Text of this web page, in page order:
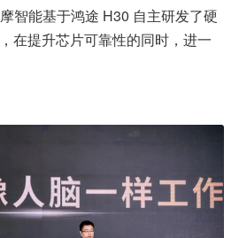
智能基于鸿途 H30 自主研发了硬
在提升芯片可靠性的同时，进一